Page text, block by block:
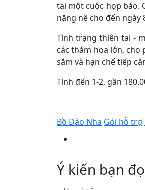
tại một cuộc họp báo.
nặng nề cho đến
Tình trạng thiên tai -
các thảm họa lớn,
sắm và hạn chế tiếp
Tính đến 1-2, gần
Bồ Đào Nha Gói hỗ trợ
Ý kiến bạn